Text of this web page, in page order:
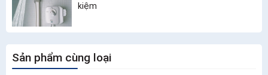
kiệm
Sản phẩm cùng loại